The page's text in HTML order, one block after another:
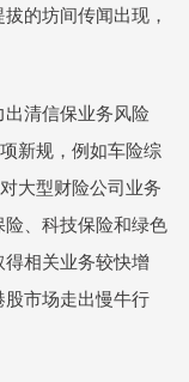
的坊间传闻出现，
清信保业务风险
新规，例如车险综
大型财险公司业务
、科技保险和绿色
相关业务较快增
市场走出慢牛行